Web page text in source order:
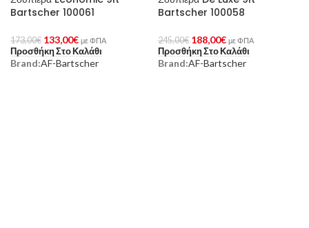
Bartscher 100061
173,00€ 133,00€ με ΦΠΑ
Προσθήκη Στο Καλάθι
Brand:AF-Bartscher
Bartscher 100058
245,00€ 188,00€ με ΦΠΑ
Προσθήκη Στο Καλάθι
Brand:AF-Bartscher